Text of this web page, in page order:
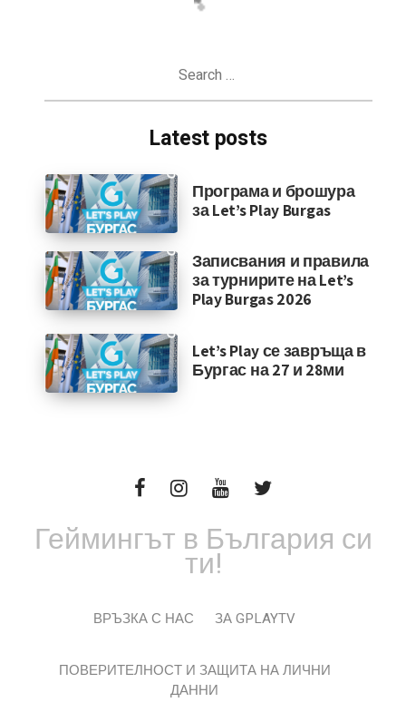
Latest posts
Програма и брошура
за Let’s Play Burgas
Записвания и правила
за турнирите на Let’s
Play Burgas 2026
Let’s Play се завръща в
Бургас на 27 и 28ми
Геймингът в България си
ти!
ВРЪЗКА С НАС ЗА GPLAYTV
ПОВЕРИТЕЛНОСТ И ЗАЩИТА НА ЛИЧНИ
ДАННИ